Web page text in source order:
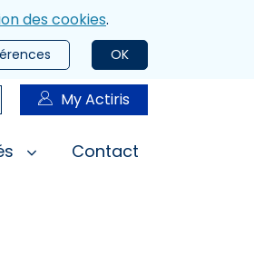
des cookies.
OK
RechercherMy Actiris
Contact